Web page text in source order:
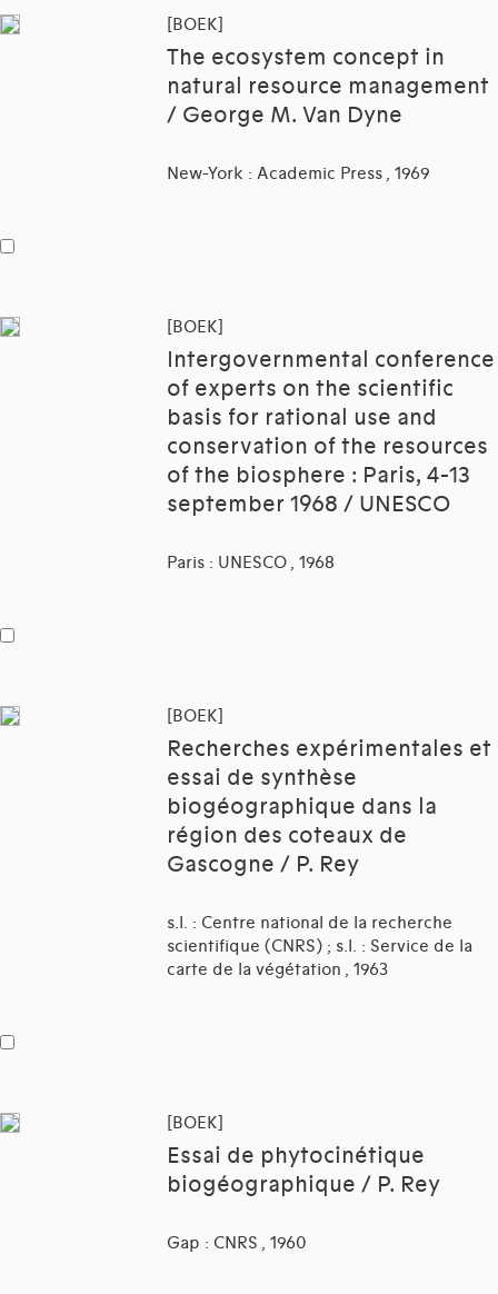
[BOEK]
The ecosystem concept in
natural resource management
/ George M. Van Dyne
New-York : Academic Press , 1969
[BOEK]
Intergovernmental conference
of experts on the scientific
basis for rational use and
conservation of the resources
of the biosphere : Paris, 4-13
september 1968 / UNESCO
Paris : UNESCO , 1968
[BOEK]
Recherches expérimentales et
essai de synthèse
biogéographique dans la
région des coteaux de
Gascogne / P. Rey
s.l. : Centre national de la recherche
scientifique (CNRS) ; s.l. : Service de la
carte de la végétation , 1963
[BOEK]
Essai de phytocinétique
biogéographique / P. Rey
Gap : CNRS , 1960